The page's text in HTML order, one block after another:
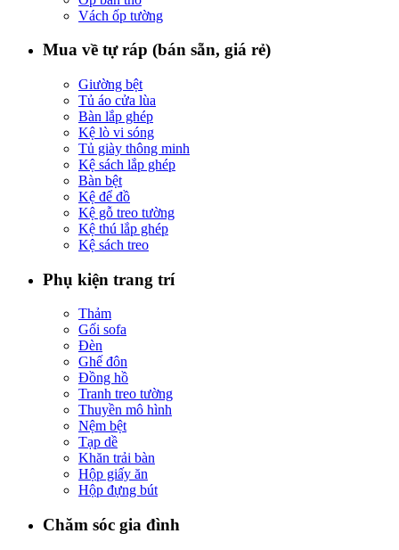
Vách ốp tường
Mua về tự ráp (bán sẵn, giá rẻ)
Giường bệt
Tủ áo cửa lùa
Bàn lắp ghép
Kệ lò vi sóng
Tủ giày thông minh
Kệ sách lắp ghép
Bàn bệt
Kệ để đồ
Kệ gỗ treo tường
Kệ thú lắp ghép
Kệ sách treo
Phụ kiện trang trí
Thảm
Gối sofa
Đèn
Ghế đôn
Đồng hồ
Tranh treo tường
Thuyền mô hình
Nệm bệt
Tạp dề
Khăn trải bàn
Hộp giấy ăn
Hộp đựng bút
Chăm sóc gia đình